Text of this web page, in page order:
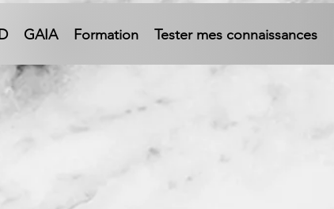
GAIA Formation Tester mes connaissances